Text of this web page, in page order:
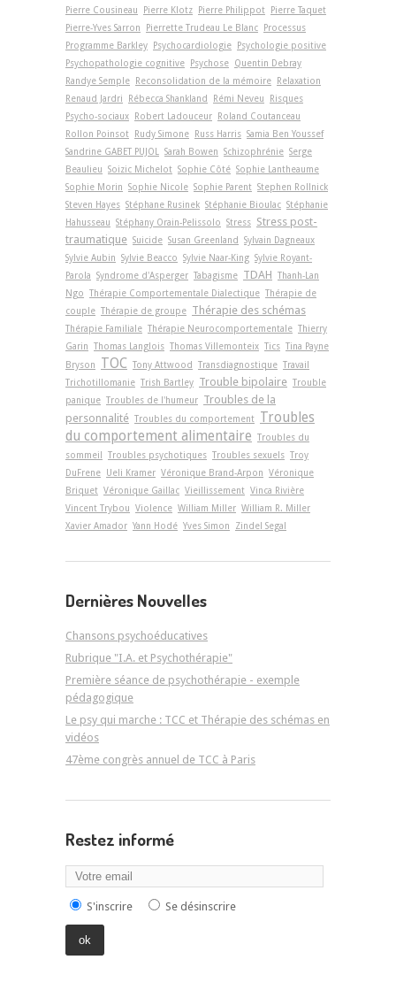
Pierre Cousineau
Pierre Klotz Pierre Philippot
Pierre Taquet
Pierre-Yves Sarron
Pierrette Trudeau Le Blanc
Processus
Programme Barkley
Psychocardiologie
Psychologie positive
Psychopathologie cognitive
Psychose Quentin Debray
Randye Semple
Reconsolidation de la mémoire
Relaxation
Renaud Jardri
Rébecca Shankland Rémi Neveu
Risques
Psycho-sociaux
Robert Ladouceur
Roland Coutanceau
Rollon Poinsot
Rudy Simone Russ Harris Samia Ben Youssef
Sandrine GABET PUJOL Sarah Bowen Schizophrénie Serge
Beaulieu Soizic Michelot Sophie Côté Sophie Lantheaume
Sophie Morin Sophie Nicole Sophie Parent Stephen Rollnick
Steven Hayes Stéphane Rusinek Stéphanie Bioulac Stéphanie
Hahusseau Stéphany Orain-Pelissolo Stress Stress post-
traumatique Suicide Susan Greenland
Sylvain Dagneaux
Sylvie Aubin Sylvie Beacco Sylvie Naar-King Sylvie Royant-
Parola Syndrome d'Asperger Tabagisme TDAH Thanh-Lan
Ngo Thérapie Comportementale Dialectique Thérapie de
couple Thérapie de groupe Thérapie des schémas
Thérapie Familiale Thérapie Neurocomportementale Thierry
Garin Thomas Langlois Thomas Villemonteix Tics Tina Payne
Bryson
TOC Tony Attwood Transdiagnostique Travail
Trichotillomanie Trish Bartley Trouble bipolaire Trouble
panique Troubles de l'humeur Troubles de la
personnalité Troubles du comportement
Troubles
du comportement alimentaire Troubles du
sommeil
Troubles psychotiques Troubles sexuels Troy
DuFrene Ueli Kramer Véronique Brand-Arpon Véronique
Briquet Véronique Gaillac Vieillissement Vinca Rivière
Vincent Trybou Violence William Miller William R. Miller
Xavier Amador Yann Hodé Yves Simon Zindel Segal
Dernières Nouvelles
Chansons psychoéducatives
Rubrique "I.A. et Psychothérapie"
Première séance de psychothérapie - exemple
pédagogique
Le psy qui marche : TCC et Thérapie des schémas en
vidéos
47ème congrès annuel de TCC à Paris
Restez informé
S'inscrire Se désinscrire